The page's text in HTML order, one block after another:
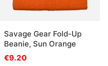
Savage Gear Fold-Up
Beanie, Sun Orange
€9.20